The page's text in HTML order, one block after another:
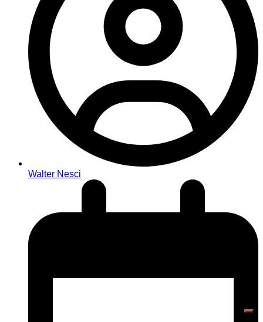
Walter Nesci